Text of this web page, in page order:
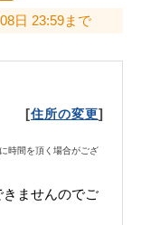
日 23:59まで
[住所の変更]
時間を頂く場合がござ
ませんのでご